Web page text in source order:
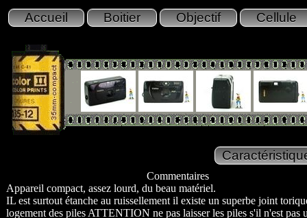
Commentaires
Appareil compact, assez lourd, du beau matériel.
IL est surtout étanche au ruissellement il existe un superbe joint
logement des piles ATTENTION ne pas laisser les piles s'il n'est pas